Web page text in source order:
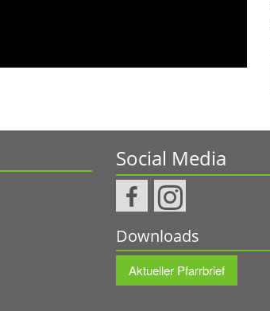
Social Media
Downloads
Aktueller Pfarrbrief